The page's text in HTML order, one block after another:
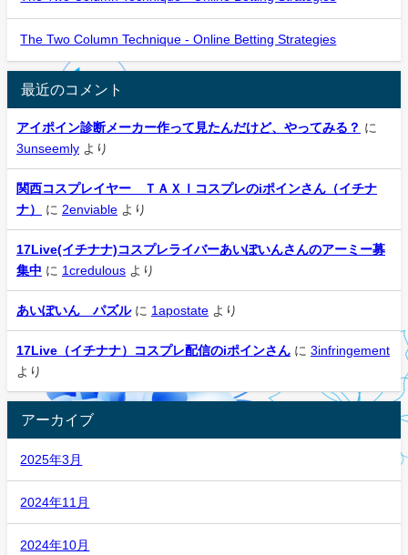
The Two Column Technique - Online Betting Strategies
最近のコメント
アイポイン診断メーカー作って見たんだけど、やってみる？ に
3unseemly より
関西コスプレイヤー ＴＡＸＩコスプレのiポインさん（イチナ
ナ）
に 2enviable より
17Live(イチナナ)コスプレライバーあいぽいんさんのアーミー募
集中 に 1credulous より
あいぽいん パズルに 1apostate より
17Live（イチナナ）コスプレ配信のiポインさん に 3infringement
より
アーカイブ
2025年3月
2024年11月
2024年10月